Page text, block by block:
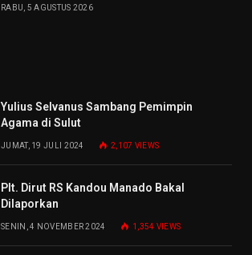
RABU, 5 AGUSTUS 2026
Yulius Selvanus Sambang Pemimpin
Agama di Sulut
JUMAT, 19 JULI 2024 2,107 VIEWS
Plt. Dirut RS Kandou Manado Bakal
Dilaporkan
SENIN, 4 NOVEMBER 2024 1,354 VIEWS